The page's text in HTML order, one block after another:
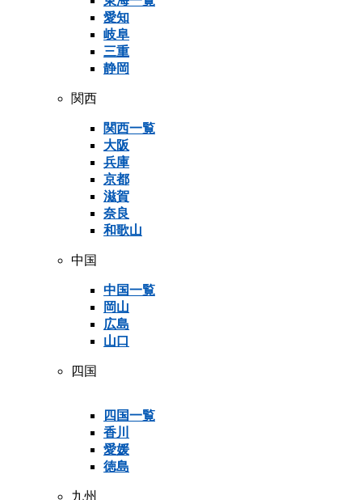
愛知
岐阜
三重
静岡
関西
関西一覧
大阪
兵庫
京都
滋賀
奈良
和歌山
中国
中国一覧
岡山
広島
山口
四国
四国一覧
香川
愛媛
徳島
九州